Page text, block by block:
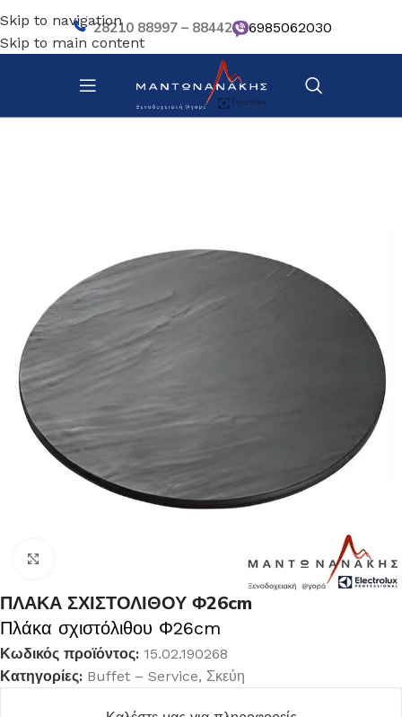
Skip to navigation
Skip to main content
28210 88997 – 88442 6985062030
Αρχική σελίδα/
ΠΛΑΚΑ ΣΧΙΣΤΟΛΙΘΟΥ Φ26cm
Πλάκα σχιστόλιθου Φ26cm
Κωδικός προϊόντος: 15.02.190268
Κατηγορίες: Buffet – Service, Σκεύη